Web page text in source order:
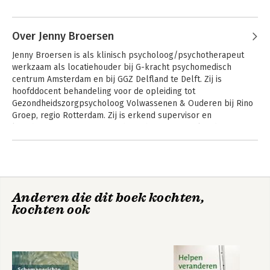
Werkboek
schematherapie:
CGT- technieken
Handleiding
schematherapie
Over Jenny Broersen
Jenny Broersen is als klinisch psycholoog/psychotherapeut
werkzaam als locatiehouder bij G-kracht psychomedisch
centrum Amsterdam en bij GGZ Delfland te Delft. Zij is
hoofddocent behandeling voor de opleiding tot
Gezondheidszorgpsycholoog Volwassenen & Ouderen bij Rino
Groep, regio Rotterdam. Zij is erkend supervisor en
supervisor schematherapie zowel bij het Nederlands register
Anderen die dit boek kochten,
kochten ook